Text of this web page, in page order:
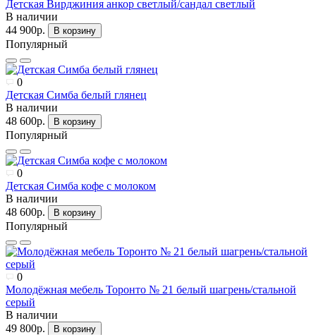
Детская Вирджиния анкор светлый/сандал светлый
В наличии
44 900р.
В корзину
Популярный
0
Детская Симба белый глянец
В наличии
48 600р.
В корзину
Популярный
0
Детская Симба кофе с молоком
В наличии
48 600р.
В корзину
Популярный
0
Молодёжная мебель Торонто № 21 белый шагрень/стальной
серый
В наличии
49 800р.
В корзину